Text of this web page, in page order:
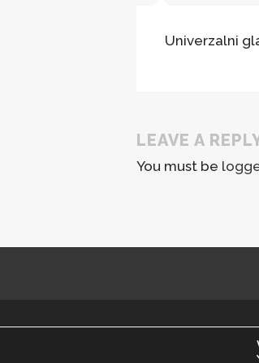
Univerzalni
LEAVE A
You must be